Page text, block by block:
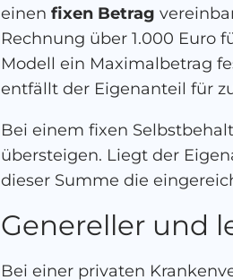
einen fixen Betrag
Rechnung über 1.000 Euro
Modell ein Maximalbetrag
entfällt der Eigenanteil für
Bei einem fixen
übersteigen. Liegt der
dieser Summe die
Genereller und
Bei einer privaten